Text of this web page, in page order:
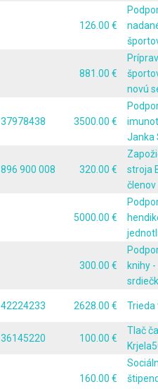
126.00 €
881.00 €
novú
37978438 3500.00 €
Janka
896 900 008 320.00 €
stroja
členov
5000.00 €
300.00 €
knihy -
42224233 2628.00 € Trieda
36145220 100.00 €
Tlač
160.00 €